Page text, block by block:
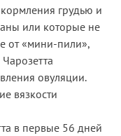
грудью и
или которые не
от «мини-пили»,
овуляции.
вязкости
в первые 56 дней